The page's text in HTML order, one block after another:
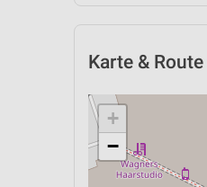
Karte & Route
+
−